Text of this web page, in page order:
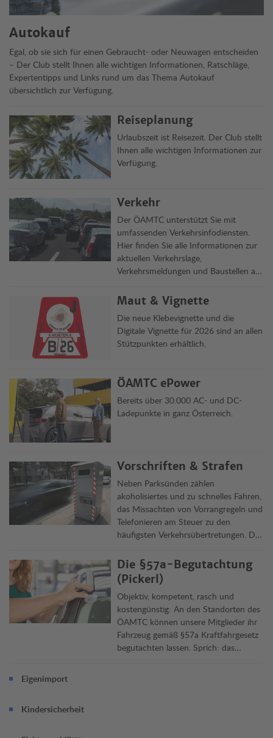
Autokauf
Egal, ob sie sich für einen Gebraucht- oder Neuwagen entscheiden
– Der Club stellt Ihnen alle wichtigen Informationen, Ratschläge,
Expertentipps und Links rund um das Thema Autokauf
übersichtlich zur Verfügung.
Reiseplanung
Urlaubszeit ist Reisezeit. Der Club stellt
Ihnen alle wichtigen Informationen zur
Verfügung.
Verkehr
Der ÖAMTC unterstützt Sie mit
umfassenden Verkehrsinfodiensten.
Hier finden Sie alle Informationen zur
aktuellen Verkehrslage,
Verkehrsmeldungen und Baustellen auf
einen Blick.
Maut & Vignette
Die neue Klebevignette und die
Digitale Vignette für 2026 sind an allen
Stützpunkten erhältlich.
ÖAMTC ePower
Bereits über 30.000 AC- und DC-
Ladepunkte in ganz Österreich.
Vorschriften & Strafen
Neben Parksünden zählen
akoholisiertes und zu schnelles Fahren,
das Missachten von Vorrangregeln und
Telefonieren am Steuer zu den
häufigsten Verkehrsübertretungen. Die
Vorschriften und ihre Rechtsfolgen in
Österreich und im Ausland.
Die §57a-Begutachtung
(Pickerl)
Objektiv, kompetent, rasch und
kostengünstig: An den Standorten des
ÖAMTC können unsere Mitglieder ihr
Fahrzeug gemäß §57a Kraftfahrgesetz
begutachten lassen. Sprich: das
Eigenimport
Kindersicherheit